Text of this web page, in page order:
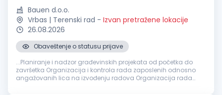
Bauen d.o.o.
Vrbas | Terenski rad - Izvan pretražene lokacije
26.08.2026
Obaveštenje o statusu prijave
...Planiranje i nadzor građevinskih projekata od početka do
završetka Organizacija i kontrola rada zaposlenih odnosno
angažovanih lica na izvođenju radova Organizacija rada